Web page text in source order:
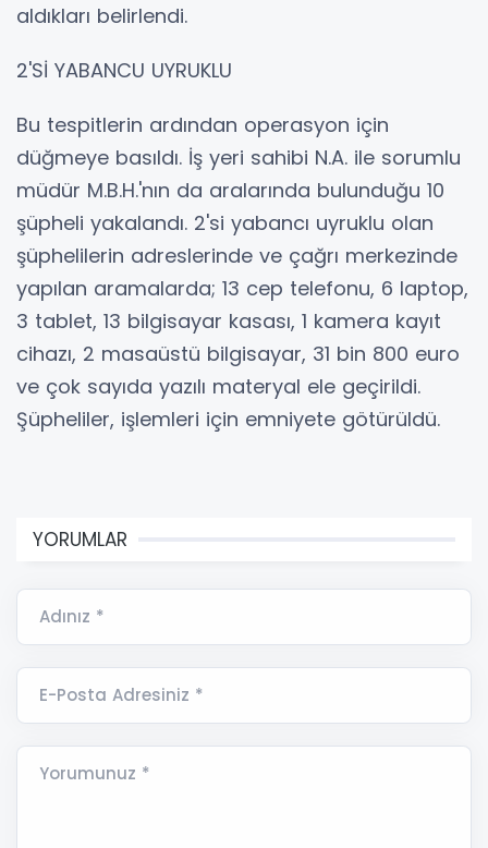
aldıkları belirlendi.
2'Sİ YABANCU UYRUKLU
Bu tespitlerin ardından operasyon için
düğmeye basıldı. İş yeri sahibi N.A. ile sorumlu
müdür M.B.H.'nın da aralarında bulunduğu 10
şüpheli yakalandı. 2'si yabancı uyruklu olan
şüphelilerin adreslerinde ve çağrı merkezinde
yapılan aramalarda; 13 cep telefonu, 6 laptop,
3 tablet, 13 bilgisayar kasası, 1 kamera kayıt
cihazı, 2 masaüstü bilgisayar, 31 bin 800 euro
ve çok sayıda yazılı materyal ele geçirildi.
Şüpheliler, işlemleri için emniyete götürüldü.
YORUMLAR
Adınız *
E-Posta Adresiniz *
Yorumunuz *